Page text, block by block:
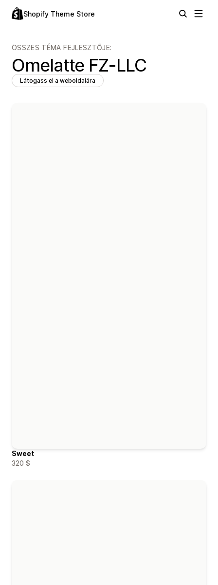
Shopify Theme Store
ÖSSZES TÉMA FEJLESZTŐJE:
Omelatte FZ-LLC
Látogass el a weboldalára
Sweet
320 $